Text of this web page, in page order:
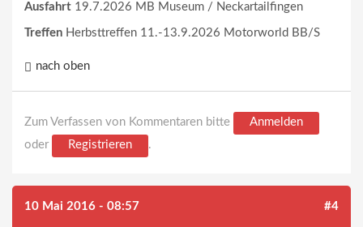
Ausfahrt 19.7.2026 MB Museum / Neckartailfingen
Treffen Herbsttreffen 11.-13.9.2026 Motorworld BB/S
nach oben
Zum Verfassen von Kommentaren bitte
Anmelden
oder
Registrieren .
10 Mai 2016 - 08:57 #4